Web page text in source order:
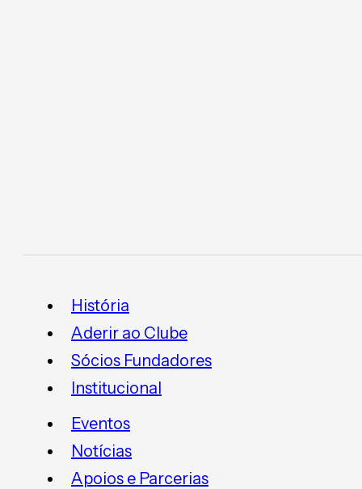
História
Aderir ao Clube
Sócios Fundadores
Institucional
Eventos
Notícias
Apoios e Parcerias